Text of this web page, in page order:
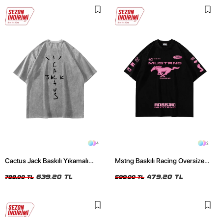
4
Cactus Jack Baskılı Yıkamalı
799,00 TL 639,20 TL
2
Mstng Baskılı Racing Oversize
599,00 TL 479,20 TL